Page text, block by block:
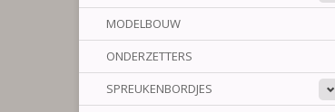
MODELBOUW
ONDERZETTERS
SPREUKENBORDJES